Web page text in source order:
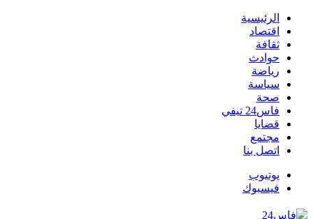
الرئيسية
اقتصاد
ثقافة
حوادث
رياضة
سياسة
صحة
فاس24 تيفي
قضايا
مجتمع
اتصل بنا
يوتيوب
فيسبوك